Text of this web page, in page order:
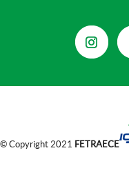
© Copyright 2021 FETRAECE